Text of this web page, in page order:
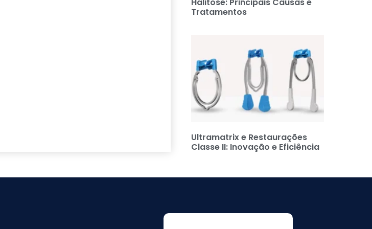
Tratamentos
Ultramatrix e Restaurações
Classe II: Inovação e Eficiência